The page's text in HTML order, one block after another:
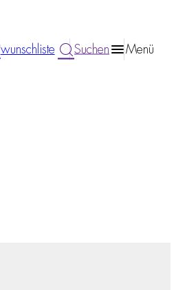
wunschliste Suchen Menü